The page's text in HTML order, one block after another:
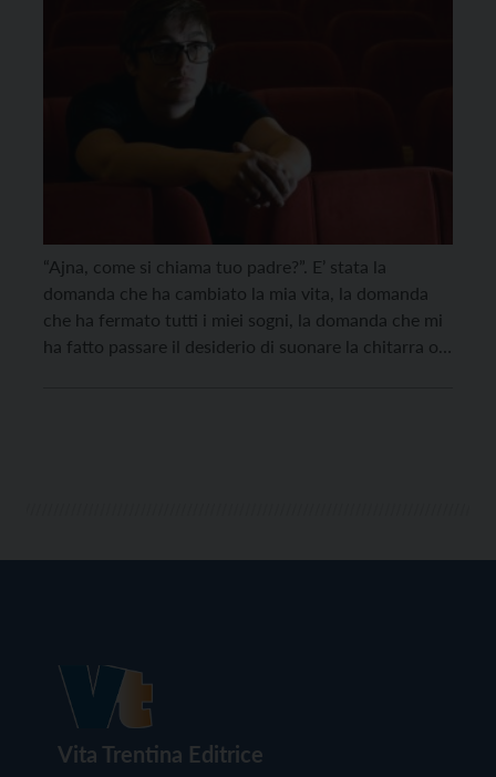
“Ajna, come si chiama tuo padre?”. E’ stata la
domanda che ha cambiato la mia vita, la domanda
che ha fermato tutti i miei sogni, la domanda che mi
ha fatto passare il desiderio di suonare la chitarra o
Vita Trentina Editrice